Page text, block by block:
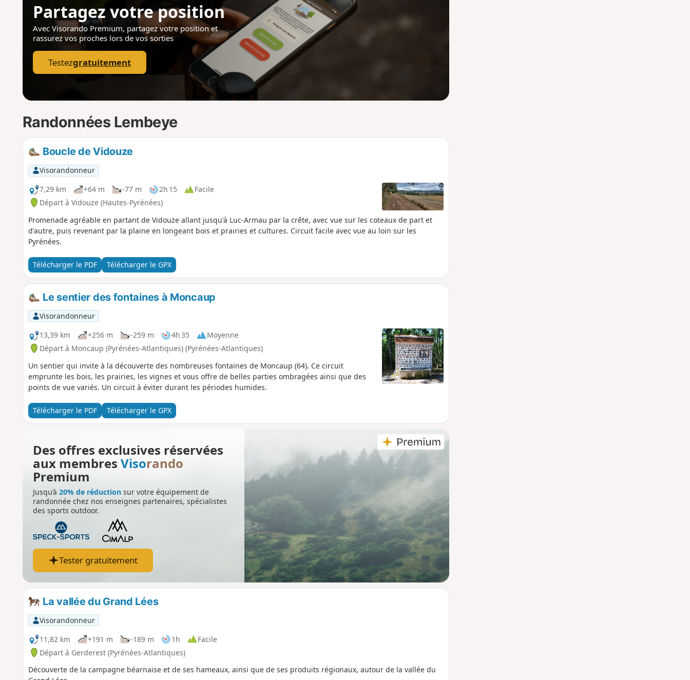
Partagez votre position
Avec Visorando Premium, partagez votre positionet
rassurez vos proches lors de vos sorties
Testezgratuitement
Randonnées Lembeye
Boucle de Vidouze
Visorandonneur
7,29 km
+64 m -77 m 2h 15
Facile
Départ à Vidouze (Hautes-Pyrénées)
Promenade agréable en partant de Vidouze allant jusqu'à Luc-Armau par la crête, avec vue sur les coteaux de part et
d'autre, puis revenant par la plaine en longeant bois et prairies et cultures. Circuit facile avec vue au loin sur les
Pyrénées.
Télécharger le PDF Télécharger le GPX
Le sentier des fontaines à Moncaup
Visorandonneur
13,39 km
+256 m -259 m 4h 35
Moyenne
Départ à Moncaup (Pyrénées-Atlantiques) (Pyrénées-Atlantiques)
Un sentier qui invite à la découverte des nombreuses fontaines de Moncaup (64). Ce circuit
emprunte les bois, les prairies, les vignes et vous offre de belles parties ombragées ainsi que des
points de vue variés. Un circuit à éviter durant les périodes humides.
Télécharger le PDF Télécharger le GPX
Des offres exclusives réservées
aux membres Visorando
Premium
Jusqu’à 20% de réductionsur votre équipement de
randonnée chez nos enseignes partenaires, spécialistes
des sports outdoor.
Tester gratuitement
La vallée du Grand Lées
Visorandonneur
11,82 km
+191 m -189 m 1h
Facile
Départ à Gerderest (Pyrénées-Atlantiques)
Découverte de la campagne béarnaise et de ses hameaux, ainsi que de ses produits régionaux, autour de la vallée du